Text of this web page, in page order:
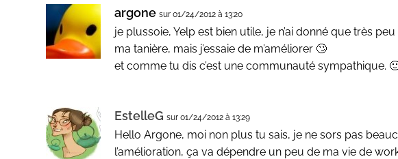
argone sur 01/24/2012 à 13:20
je plussoie, Yelp est bien utile, je n’ai donné que très
ma tanière, mais j’essaie de m’améliorer 🙄
et comme tu dis c’est une communauté sympathique.
EstelleG sur 01/24/2012 à 13:29
Hello Argone, moi non plus tu sais, je ne sors pas
l’amélioration, ça va dépendre un peu de ma vie de